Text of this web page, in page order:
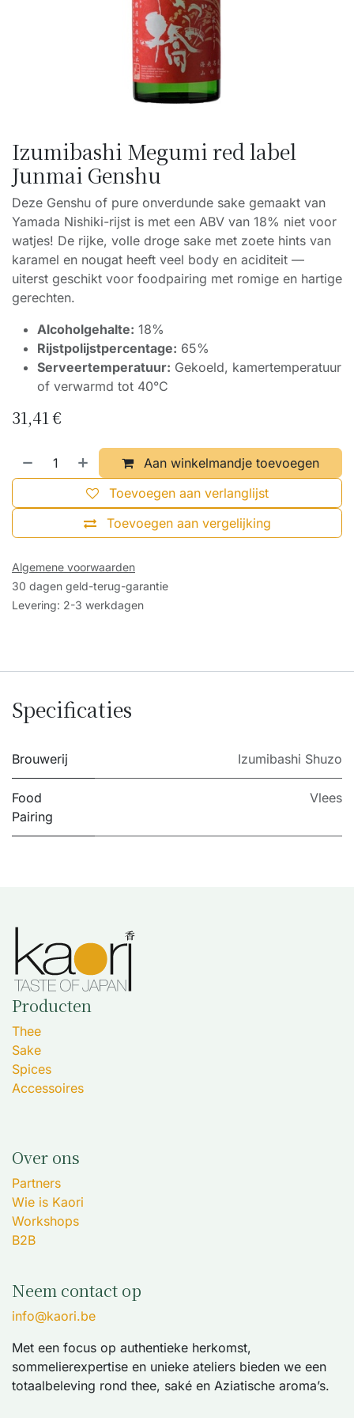
Izumibashi Megumi red label
Junmai Genshu
Deze Genshu of pure onverdunde sake gemaakt van
Yamada Nishiki-rijst is met een ABV van 18% niet voor
watjes! De rijke, volle droge sake met zoete hints van
karamel en nougat heeft veel body en aciditeit —
uiterst geschikt voor foodpairing met romige en hartige
gerechten.
Alcoholgehalte: 18%
Rijstpolijstpercentage: 65%
Serveertemperatuur: Gekoeld, kamertemperatuur
of verwarmd tot 40°C
31,41€
Aan winkelmandje toevoegen
Toevoegen aan vergelijking
Toevoegen aan verlanglijst
Algemene voorwaarden
30 dagen geld-terug-garantie
Levering: 2-3 werkdagen
Specificaties
Brouwerij Izumibashi Shuzo
Food
Pairing
Vlees
Producten
Thee
Sake
Spices
Accessoires
Over ons
Partners
Wie is Kaori
Workshops
B2B
Neem contact op
info@kaori.be
Met een focus op authentieke herkomst,
sommelierexpertise en unieke ateliers bieden we een
totaalbeleving rond thee, saké en Aziatische aroma’s.